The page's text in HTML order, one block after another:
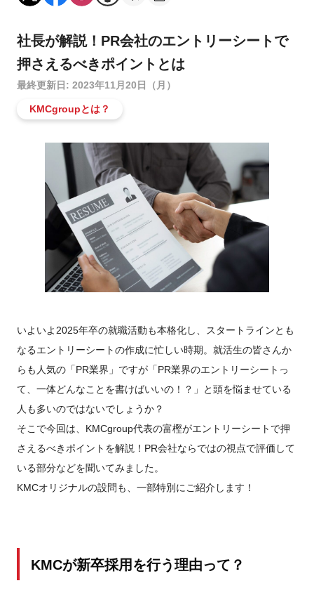
社長が解説！PR会社のエントリーシートで
押さえるべきポイントとは
最終更新日: 2023年11月20日（月）
KMCgroupとは？
いよいよ2025年卒の就職活動も本格化し、スタートラインとも
なるエントリーシートの作成に忙しい時期。就活生の皆さんか
らも人気の「PR業界」ですが「PR業界のエントリーシートっ
て、一体どんなことを書けばいいの！？」と頭を悩ませている
人も多いのではないでしょうか？
そこで今回は、KMCgroup代表の富樫がエントリーシートで押
さえるべきポイントを解説！PR会社ならではの視点で評価して
いる部分などを聞いてみました。
KMCオリジナルの設問も、一部特別にご紹介します！
KMCが新卒採用を行う理由って？